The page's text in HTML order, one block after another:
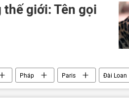
giới: Tên gọi
Pháp Paris
Đài Loan
động vật